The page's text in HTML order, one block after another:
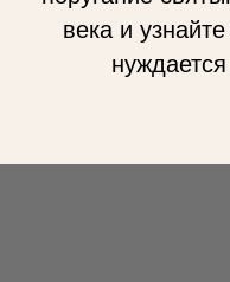
века и